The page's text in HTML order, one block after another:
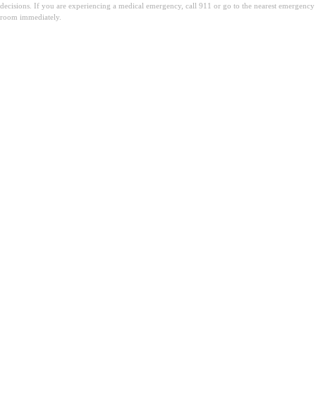
decisions. If you are experiencing a medical emergency, call 911 or go to the nearest emergency
room immediately.